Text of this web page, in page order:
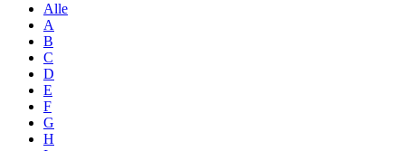
Alle
A
B
C
D
E
F
G
H